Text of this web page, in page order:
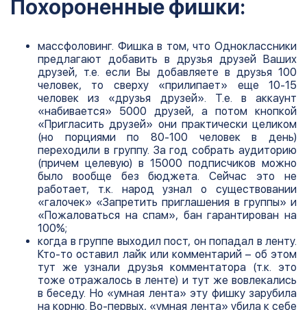
Похороненные фишки:
массфоловинг. Фишка в том, что Одноклассники
предлагают добавить в друзья друзей Ваших
друзей, т.е. если Вы добавляете в друзья 100
человек, то сверху «прилипает» еще 10-15
человек из «друзья друзей». Т.е. в аккаунт
«набивается» 5000 друзей, а потом кнопкой
«Пригласить друзей» они практически целиком
(но порциями по 80-100 человек в день)
переходили в группу. За год собрать аудиторию
(причем целевую) в 15000 подписчиков можно
было вообще без бюджета. Сейчас это не
работает, т.к. народ узнал о существовании
«галочек» «Запретить приглашения в группы» и
«Пожаловаться на спам», бан гарантирован на
100%;
когда в группе выходил пост, он попадал в ленту.
Кто-то оставил лайк или комментарий – об этом
тут же узнали друзья комментатора (т.к. это
тоже отражалось в ленте) и тут же вовлекались
в беседу. Но «умная лента» эту фишку зарубила
на корню. Во-первых, «умная лента» убила к себе